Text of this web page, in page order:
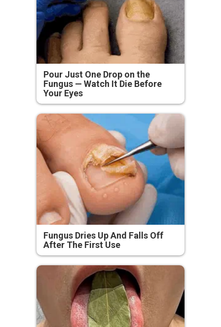
Pour Just One Drop on the
Fungus — Watch It Die Before
Your Eyes
Fungus Dries Up And Falls Off
After The First Use